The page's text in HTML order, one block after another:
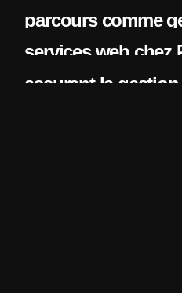
parcours comme
services web chez